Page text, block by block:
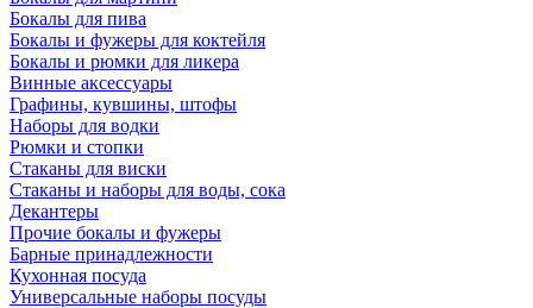
Бокалы для пива
Бокалы и фужеры для коктейля
Бокалы и рюмки для ликера
Винные аксессуары
Графины, кувшины, штофы
Наборы для водки
Рюмки и стопки
Стаканы для виски
Стаканы и наборы для воды, сока
Декантеры
Прочие бокалы и фужеры
Барные принадлежности
Кухонная посуда
Универсальные наборы посуды